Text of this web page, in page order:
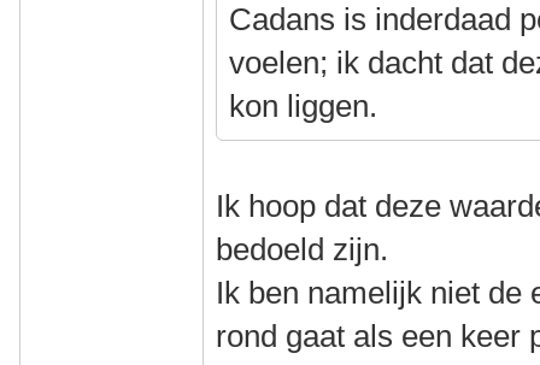
Cadans is inderdaad
voelen; ik dacht dat
kon liggen.
Ik hoop dat deze
bedoeld zijn.
Ik ben namelijk niet de
rond gaat als een keer